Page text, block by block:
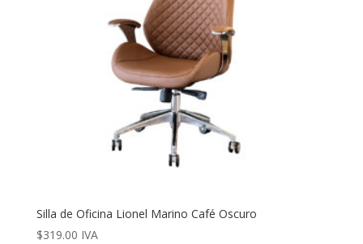
Silla de Oficina Lionel Marino Café Oscuro
$319.00 IVA